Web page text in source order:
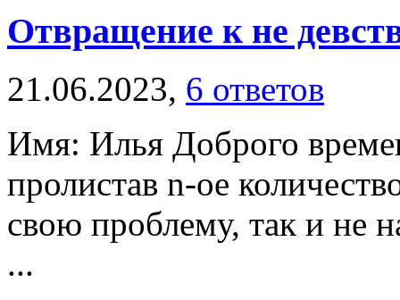
Отвращение к не
21.06.2023, 6 ответов
Имя: Илья Доброго
пролистав n-ое
свою проблему, так и не
...